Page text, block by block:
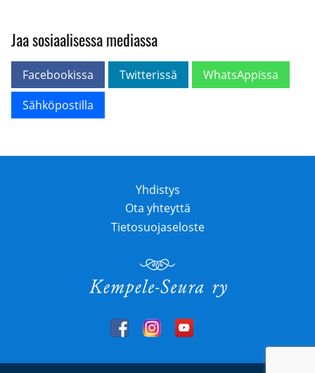
Jaa sosiaalisessa mediassa
Facebookissa Twitterissä
WhatsAppissa
Sähköpostilla
Yhdistys
Ota yhteyttä
Tietosuojaseloste